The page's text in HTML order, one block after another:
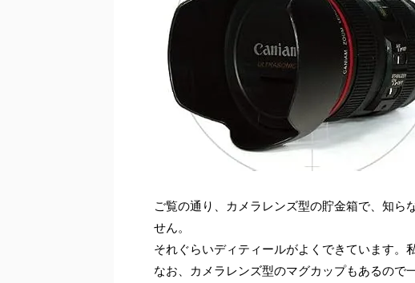
ご覧の通り、カメラレンズ型の貯金箱で、知ら
せん。
それぐらいディティールがよくできています。
なお、カメラレンズ型のマグカップもあるので